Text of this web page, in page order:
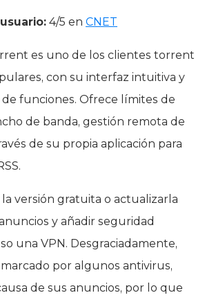
4/5 en CNET
es uno de los clientes torrent
con su interfaz intuitiva y
funciones. Ofrece límites de
de banda, gestión remota de
de su propia aplicación para
versión gratuita o actualizarla
y añadir seguridad
una VPN. Desgraciadamente,
por algunos antivirus,
de sus anuncios, por lo que